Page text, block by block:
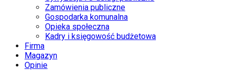
Zamówienia publiczne
Gospodarka komunalna
Opieka społeczna
Kadry i księgowość budżetowa
Firma
Magazyn
Opinie